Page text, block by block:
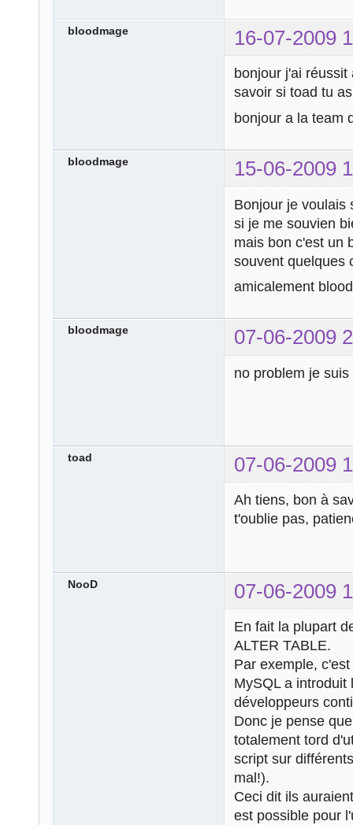
bloodmage 16-07-2009
bonjour j'ai
savoir si toad tu
bonjour a la team
bloodmage 15-06-2009
Bonjour je voulais
si je me souvien
mais bon c'est un
souvent quelques
amicalement
bloodmage 07-06-2009
no problem je
toad 07-06-2009
Ah tiens, bon à
t'oublie pas,
NooD 07-06-2009
En fait la plupart
ALTER TABLE.
Par exemple,
MySQL a introduit
développeurs
Donc je pense
totalement tord
script sur
mal!).
Ceci dit ils
est possible pour